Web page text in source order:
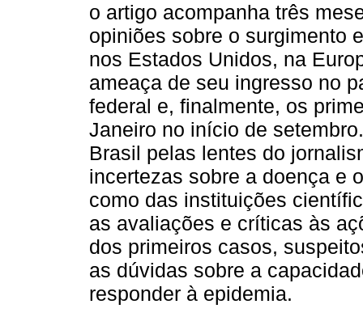
o artigo acompanha três
opiniões sobre o surgimento
nos Estados Unidos, na
ameaça de seu ingresso no
federal e, finalmente, os
Janeiro no início de
Brasil pelas lentes do
incertezas sobre a doença e
como das instituições
as avaliações e críticas às
dos primeiros casos,
as dúvidas sobre a
responder à epidemia.